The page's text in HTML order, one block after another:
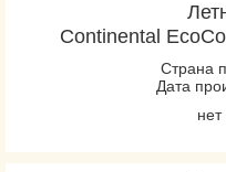
Continental
Страна
Дата